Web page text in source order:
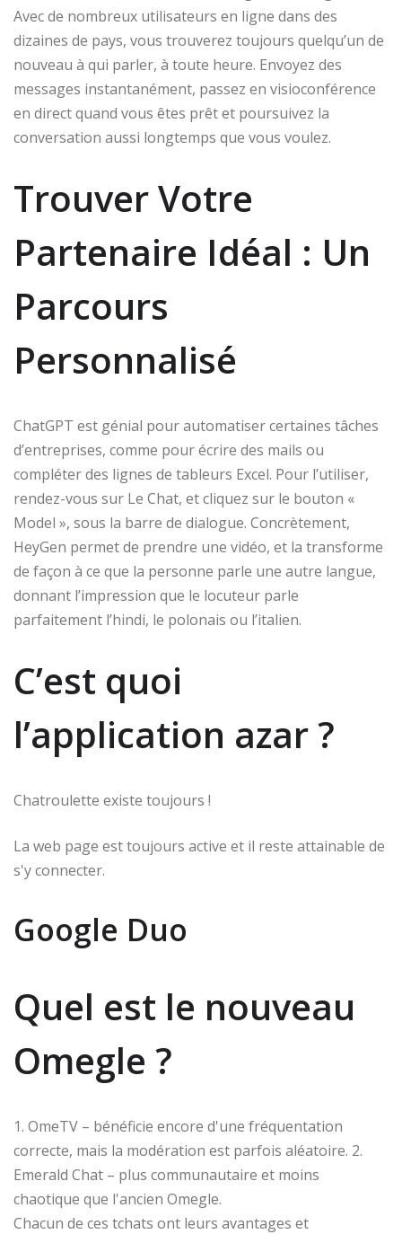
Avec de nombreux utilisateurs en ligne dans des
dizaines de pays, vous trouverez toujours quelqu’un de
nouveau à qui parler, à toute heure. Envoyez des
messages instantanément, passez en visioconférence
en direct quand vous êtes prêt et poursuivez la
conversation aussi longtemps que vous voulez.
Trouver Votre
Partenaire Idéal : Un
Parcours
Personnalisé
ChatGPT est génial pour automatiser certaines tâches
d’entreprises, comme pour écrire des mails ou
compléter des lignes de tableurs Excel. Pour l’utiliser,
rendez-vous sur Le Chat, et cliquez sur le bouton «
Model », sous la barre de dialogue. Concrètement,
HeyGen permet de prendre une vidéo, et la transforme
de façon à ce que la personne parle une autre langue,
donnant l’impression que le locuteur parle
parfaitement l’hindi, le polonais ou l’italien.
C’est quoi
l’application azar ?
Chatroulette existe toujours !
La web page est toujours active et il reste attainable de
s'y connecter.
Google Duo
Quel est le nouveau
Omegle ?
1. OmeTV – bénéficie encore d'une fréquentation
correcte, mais la modération est parfois aléatoire. 2.
Emerald Chat – plus communautaire et moins
chaotique que l'ancien Omegle.
Chacun de ces tchats ont leurs avantages et